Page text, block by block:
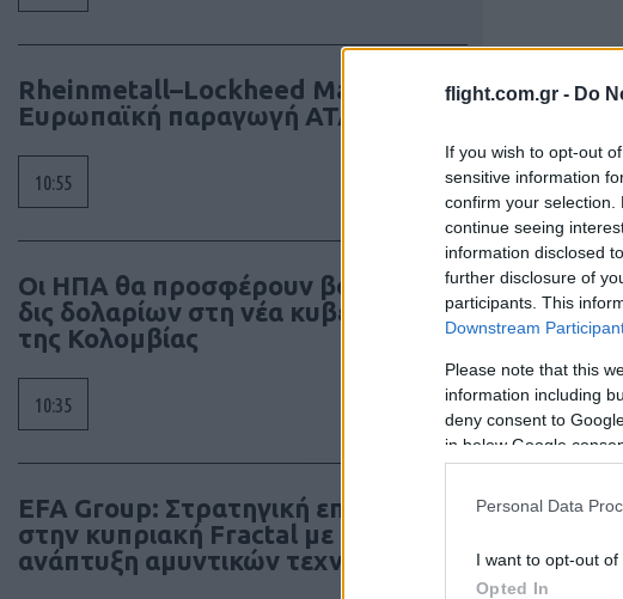
flight.com.gr - Do
If you wish to opt-out
sensitive information
confirm your
continue seeing
information disclosed
further disclosure of
participants. This
Downstream
Please note that this
information including
deny consent to
in below Google
Personal Data
I want to opt-out of
Opted In
Rheinmetall–Lockheed Martin:
Ευρωπαϊκή παραγωγή ATACMS
10:55
Οι ΗΠΑ θα προσφέρουν βοήθεια 1
δις δολαρίων στη νέα κυβέρνηση
της Κολομβίας
10:35
EFA Group: Στρατηγική επένδυση
στην κυπριακή Fractal με στόχο την
ανάπτυξη αμυντικών τεχνολογιών